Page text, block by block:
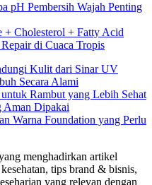
pH Pembersih Wajah Penting
+ Cholesterol + Fatty Acid
di Cuaca Tropis
Kulit dari Sinar UV
Secara Alami
Rambut yang Lebih Sehat
Aman Dipakai
Warna Foundation yang Perlu
menghadirkan artikel
tips brand & bisnis,
yang relevan dengan